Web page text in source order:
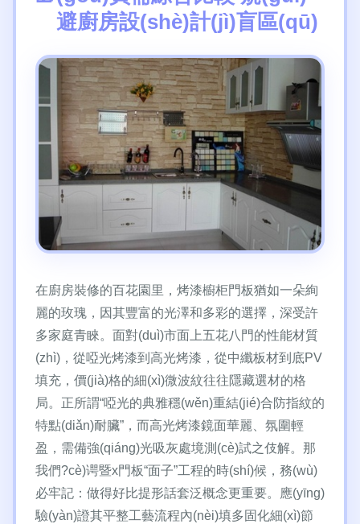
避廚房設(shè)計(jì)盲區(qū)
在廚房裝修的百花園里，烤漆櫥柜門板猶如一朵絢
麗的玫瑰，因其豐富的光澤和多彩的選擇，深受許
多家庭青睞。面對(duì)市面上五花八門的性能材質
(zhì)，從啞光烤漆到高光烤漆，從中纖板材到底PV
填充，價(jià)格的細(xì)微波紋往往隱藏選材的格
局。正所謂“啞光的典雅穩(wěn)重結(jié)合防指紋的
特點(diǎn)耐臟”，而高光烤漆鏡面華麗、氛圍輕
盈，需備強(qiáng)光吸灰處境測(cè)試之伎解。那
我們?cè)谔暨x門板“面子”工程的時(shí)候，務(wù)
必牢記：做得好比提形話套泛概念更重要。應(yīng)
驗(yàn)證其平整工藝流程內(nèi)填多固化細(xì)節